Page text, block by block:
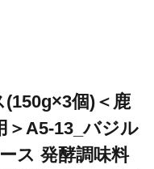
個)＜鹿
＞A5-13_バジル
ス 発酵調味料